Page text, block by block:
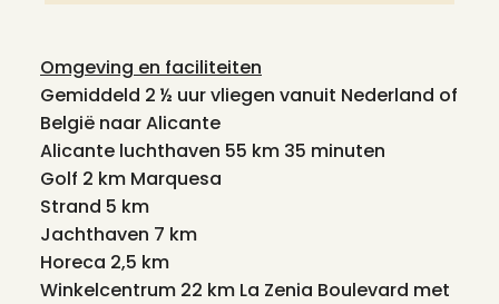
Omgeving en faciliteiten
Gemiddeld 2 ½ uur vliegen vanuit Nederland of
België naar Alicante
Alicante luchthaven 55 km 35 minuten
Golf 2 km Marquesa
Strand 5 km
Jachthaven 7 km
Horeca 2,5 km
Winkelcentrum 22 km La Zenia Boulevard met